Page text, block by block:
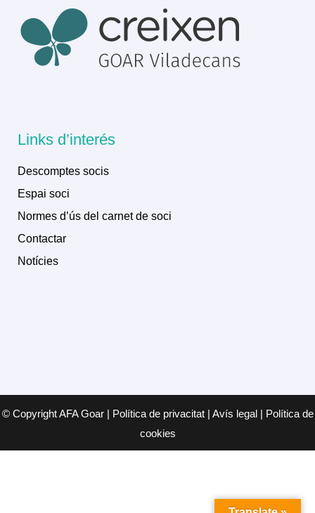
Links d’interés
Descomptes socis
Espai soci
Normes d’ús del carnet de soci
Contactar
Notícies
© Copyright AFA Goar | Política de privacitat | Avís legal | Política de
cookies